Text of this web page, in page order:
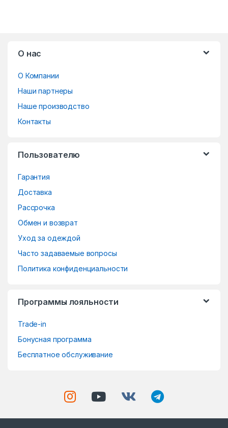
О нас
О Компании
Наши партнеры
Наше производство
Контакты
Пользователю
Гарантия
Доставка
Рассрочка
Обмен и возврат
Уход за одеждой
Часто задаваемые вопросы
Политика конфиденциальности
Программы лояльности
Trade-in
Бонусная программа
Бесплатное обслуживание